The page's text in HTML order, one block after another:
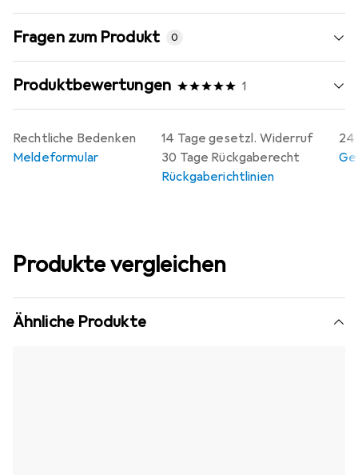
Fragen zum Produkt 0
Produktbewertungen 1
14 Tage gesetzl. Widerruf
30 Tage Rückgaberecht
Rückgaberichtlinien
24
Rechtliche Bedenken
Meldeformular
Produkte vergleichen
Ähnliche Produkte